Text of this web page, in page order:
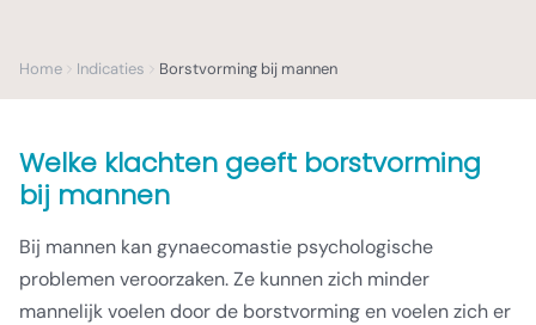
Home Indicaties Borstvorming bij mannen
Welke klachten geeft borstvorming
bij mannen
Bij mannen kan gynaecomastie psychologische
problemen veroorzaken. Ze kunnen zich minder
mannelijk voelen door de borstvorming en voelen zich er